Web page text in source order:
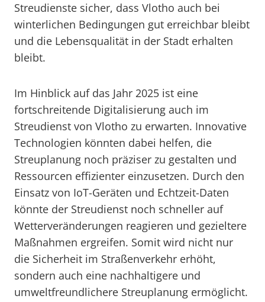
Streudienste sicher, dass Vlotho auch bei
winterlichen Bedingungen gut erreichbar bleibt
und die Lebensqualität in der Stadt erhalten
bleibt.
Im Hinblick auf das Jahr 2025 ist eine
fortschreitende Digitalisierung auch im
Streudienst von Vlotho zu erwarten. Innovative
Technologien könnten dabei helfen, die
Streuplanung noch präziser zu gestalten und
Ressourcen effizienter einzusetzen. Durch den
Einsatz von IoT-Geräten und Echtzeit-Daten
könnte der Streudienst noch schneller auf
Wetterveränderungen reagieren und gezieltere
Maßnahmen ergreifen. Somit wird nicht nur
die Sicherheit im Straßenverkehr erhöht,
sondern auch eine nachhaltigere und
umweltfreundlichere Streuplanung ermöglicht.